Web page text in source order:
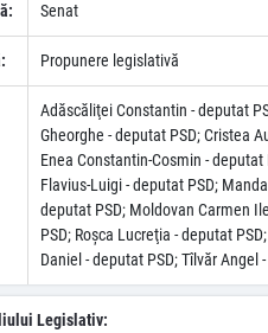
Senat
Propunere legislativă
Adăscăliţei Constantin - deputat
Gheorghe - deputat PSD; Cristea
Enea Constantin-Cosmin -
Flavius-Luigi - deputat PSD;
deputat PSD; Moldovan Carmen
PSD; Roşca Lucreţia - deputat
Daniel - deputat PSD; Tîlvăr Angel
Legislativ: